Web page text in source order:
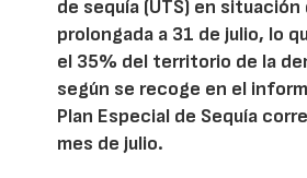
de sequía (UTS) en situación
prolongada a 31 de julio, lo
el 35% del territorio de la
según se recoge en el
Plan Especial de Sequía
mes de julio.